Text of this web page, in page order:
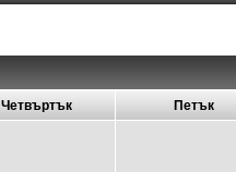
Четвъртък Петък